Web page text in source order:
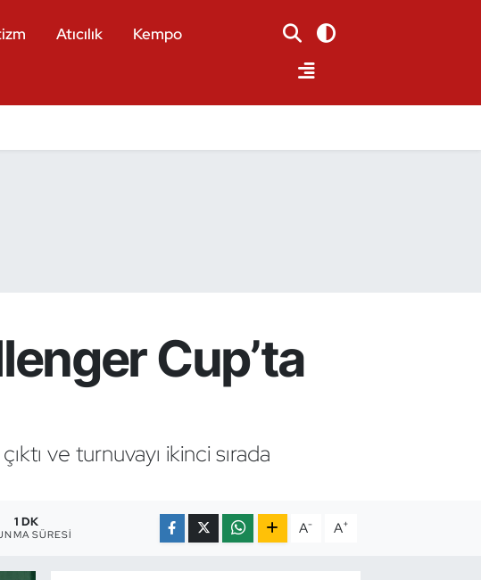
Atıcılık
Kempo
Cup’ta
ve turnuvayı ikinci sırada
1 DK
SÜRESI A- A+